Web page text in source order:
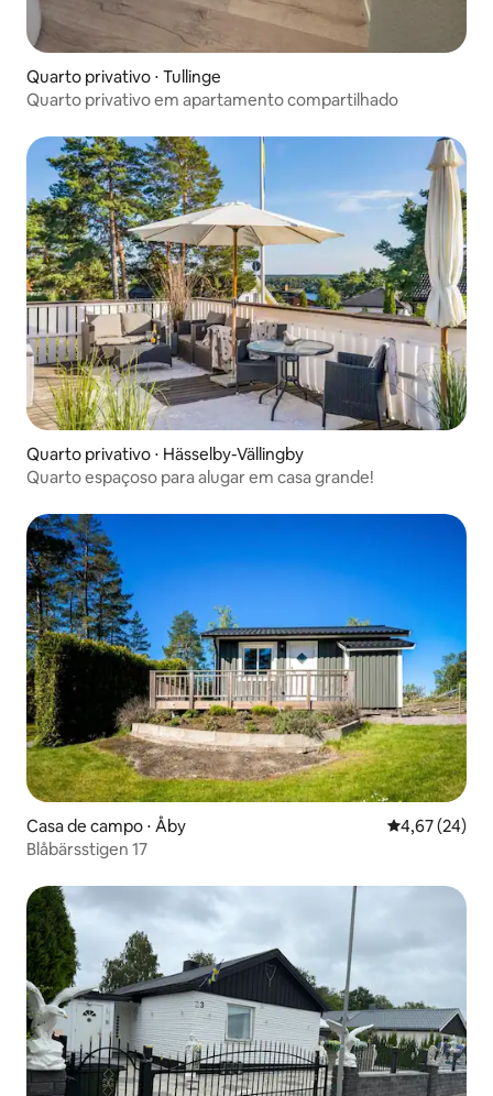
Quarto privativo ⋅ Tullinge
Quarto privativo em apartamento compartilhado
Quarto privativo ⋅ Hässelby-Vällingby
Quarto espaçoso para alugar em casa grande!
Casa de campo ⋅ Åby 4,67 de uma
4,67 (24)
Blåbärsstigen 17